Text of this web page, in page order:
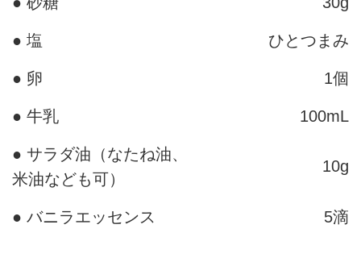
● 塩 ひとつまみ
● 卵 1個
● 牛乳 100mL
● サラダ油（なたね油、
米油なども可）
10g
● バニラエッセンス 5滴